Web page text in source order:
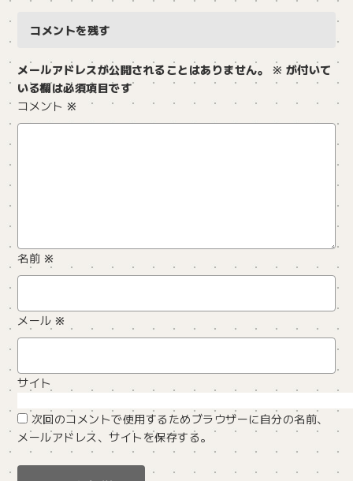
コメントを残す
メールアドレスが公開されることはありません。 ※ が付いて
いる欄は必須項目です
コメント ※
名前 ※
メール※
サイト
次回のコメントで使用するためブラウザーに自分の名前、
メールアドレス、サイトを保存する。